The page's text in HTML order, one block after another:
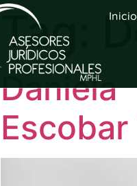
Inicio
Tag:
Daniela